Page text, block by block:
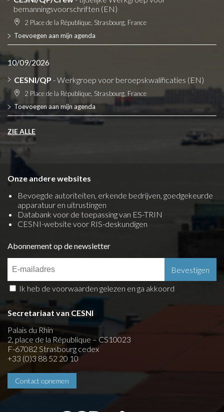
bemanningsvoorschriften (EN)
2 Place de la République, Strasbourg, France
Toevoegen aan mijn agenda
10/09/2026
CESNI/QP - Werkgroep voor beroepskwalificaties (EN)
2 Place de la République, Strasbourg, France
Toevoegen aan mijn agenda
ZIE ALLE
Onze andere websites
Bevoegde autoriteiten, erkende bedrijven, goedgekeurde
apparatuur en uitrustingen
Databank voor de toepassing van ES-TRIN
CESNI-website voor RIS-deskundigen
Abonnement op de newsletter
Ik heb de voorwaarden gelezen en ga akkoord
Secretariaat van CESNI
Palais du Rhin
2, place de la République – CS10023
F-67082 Strasbourg cedex
+33 (0)3 88 52 20 10
Contact opnemen